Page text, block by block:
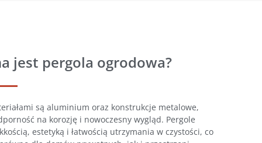
jest pergola ogrodowa?
są aluminium oraz konstrukcje metalowe,
na korozję i nowoczesny wygląd. Pergole
estetyką i łatwością utrzymania w czystości, co